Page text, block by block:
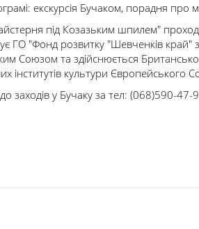
екскурсія Бучаком, порадня про
під Козазьким шпилем"
ГО "Фонд розвитку "Шевченків
Союзом та здійснюється
інститутів культури Європейського
заходів у Бучаку за тел: (068)590-47-